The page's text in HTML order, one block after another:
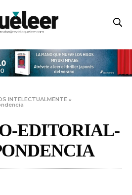
INTELECTUALMENTE »
EDITORIAL-